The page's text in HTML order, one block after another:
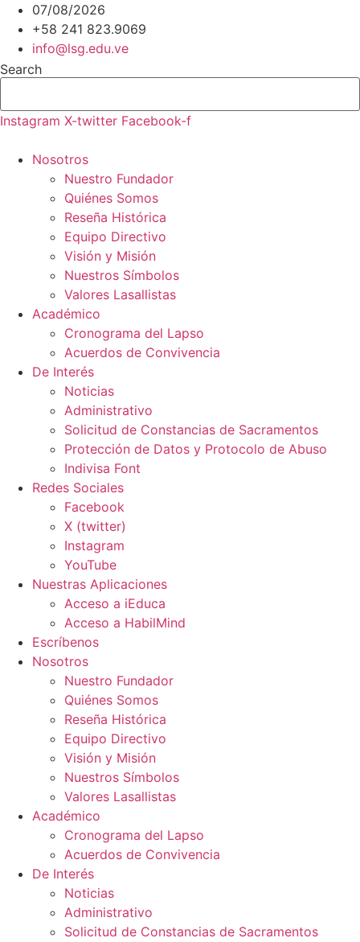
contenido
07/08/2026
+58 241 823.9069
info@lsg.edu.ve
Search
Instagram X-twitter Facebook-f
Nosotros
Nuestro Fundador
Quiénes Somos
Reseña Histórica
Equipo Directivo
Visión y Misión
Nuestros Símbolos
Valores Lasallistas
Académico
Cronograma del Lapso
Acuerdos de Convivencia
De Interés
Noticias
Administrativo
Solicitud de Constancias de Sacramentos
Protección de Datos y Protocolo de Abuso
Indivisa Font
Redes Sociales
Facebook
X (twitter)
Instagram
YouTube
Nuestras Aplicaciones
Acceso a iEduca
Acceso a HabilMind
Escríbenos
Nosotros
Nuestro Fundador
Quiénes Somos
Reseña Histórica
Equipo Directivo
Visión y Misión
Nuestros Símbolos
Valores Lasallistas
Académico
Cronograma del Lapso
Acuerdos de Convivencia
De Interés
Noticias
Administrativo
Solicitud de Constancias de Sacramentos